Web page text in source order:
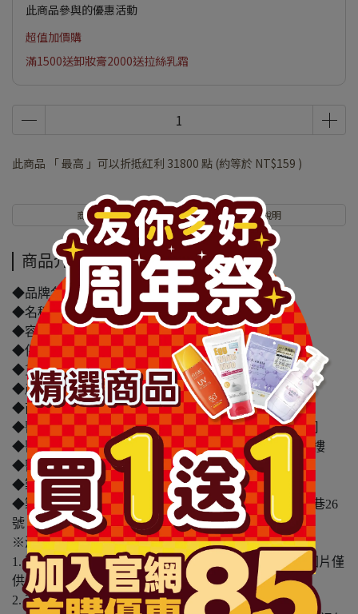
此商品參與的優惠活動
超值加價購
滿1500送卸妝膏2000送拉絲乳霜
此商品 「 最高 」可以折抵紅利 31800 點 (約等於 NT$159 )
商品介紹 規格說明
商品介紹
◆品牌名稱：幸福物語
◆名稱:3D極凍涼感力成人口罩10入(白)
◆容量/規格：10片
◆保存期限(天)：1825天
◆貨源：公司貨
◆產地：台灣
◆商品許可證字號：衛部醫器製壹字第009620
◆醫療器材商或藥商名稱：明基健康生活股份有限公司
◆醫療器材商或藥商地址：台北市內湖區洲子街48號7樓
◆醫療器材商或藥商諮詢專線：0800-535-818
◆製造業者名稱：謹鳴工業股份有限公司
◆製造業者地址：彰化縣社頭鄉廣興村中山路一段457巷26
號
※溫馨提醒：
1. 因電腦螢幕設定及個人觀感之差異，本賣場之商品圖片僅
供參考，依實際收到商品為準。
2. 商品包裝會有新舊轉換期，依實際收到商品為準。